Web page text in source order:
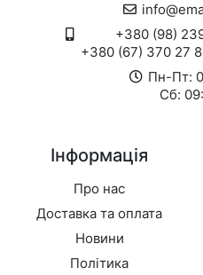
+380 (98)
+380 (67) 370 27
Пн-Пт:
Сб:
Інформація
Про нас
Доставка та оплата
Новини
Політика